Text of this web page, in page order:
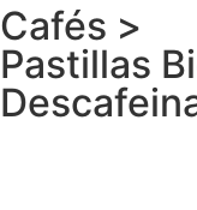
Cafés >
Pastillas